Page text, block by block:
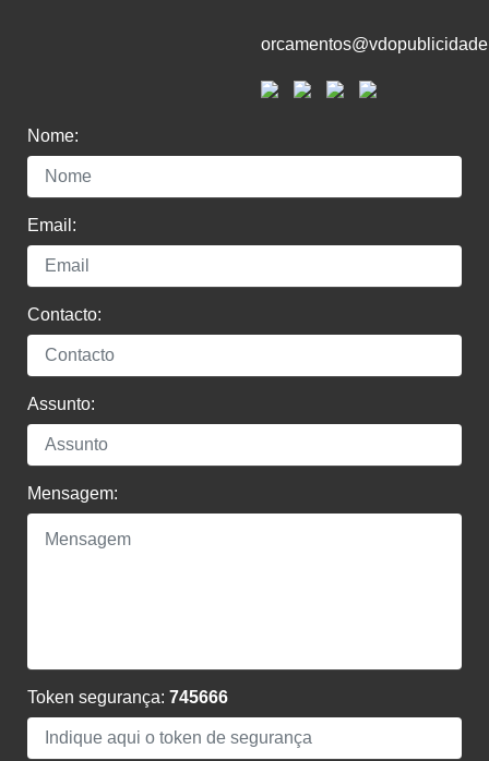
Nome:
Email:
Contacto:
Assunto:
Mensagem:
Token segurança: 745666